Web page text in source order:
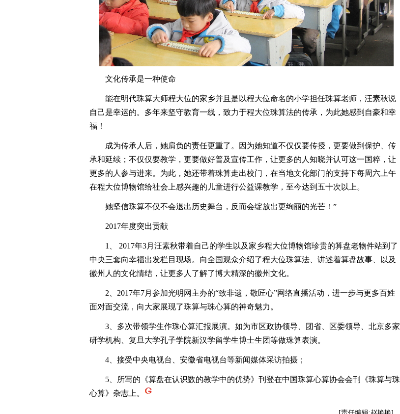
文化传承是一种使命
能在明代珠算大师程大位的家乡并且是以程大位命名的小学担任珠算老师，汪素秋说
自己是幸运的。多年来坚守教育一线，致力于程大位珠算法的传承，为此她感到自豪和幸
福！
成为传承人后，她肩负的责任更重了。因为她知道不仅仅要传授，更要做到保护、传
承和延续；不仅仅要教学，更要做好普及宣传工作，让更多的人知晓并认可这一国粹，让
更多的人参与进来。为此，她还带着珠算走出校门，在当地文化部门的支持下每周六上午
在程大位博物馆给社会上感兴趣的儿童进行公益课教学，至今达到五十次以上。
她坚信珠算不仅不会退出历史舞台，反而会绽放出更绚丽的光芒！”
2017年度突出贡献
1、 2017年3月汪素秋带着自己的学生以及家乡程大位博物馆珍贵的算盘老物件站到了
中央三套向幸福出发栏目现场。向全国观众介绍了程大位珠算法、讲述着算盘故事、以及
徽州人的文化情结，让更多人了解了博大精深的徽州文化。
2、2017年7月参加光明网主办的“致非遗，敬匠心”网络直播活动，进一步与更多百姓
面对面交流，向大家展现了珠算与珠心算的神奇魅力。
3、多次带领学生作珠心算汇报展演。如为市区政协领导、团省、区委领导、北京多家
研学机构、复旦大学孔子学院新汉学留学生博士生团等做珠算表演。
4、接受中央电视台、安徽省电视台等新闻媒体采访拍摄；
5、所写的《算盘在认识数的教学中的优势》刊登在中国珠算心算协会会刊《珠算与珠
心算》杂志上。